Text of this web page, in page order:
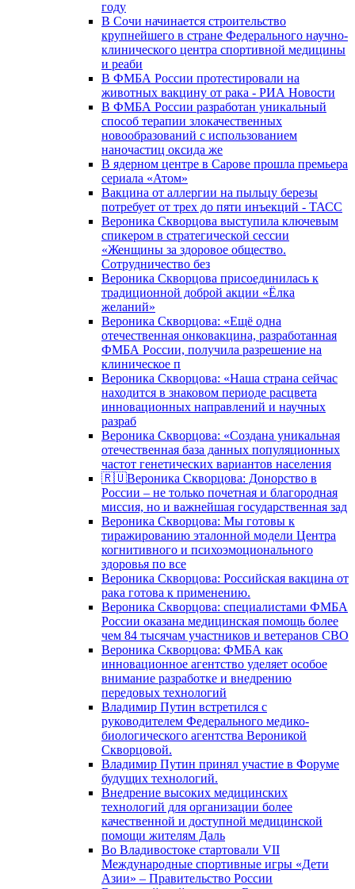
году
В Сочи начинается строительство
крупнейшего в стране Федерального научно-
клинического центра спортивной медицины
и реаби
В ФМБА России протестировали на
животных вакцину от рака - РИА Новости
В ФМБА России разработан уникальный
способ терапии злокачественных
новообразований с использованием
наночастиц оксида же
В ядерном центре в Сарове прошла премьера
сериала «Атом»
Вакцина от аллергии на пыльцу березы
потребует от трех до пяти инъекций - ТАСС
Вероника Скворцова выступила ключевым
спикером в стратегической сессии
«Женщины за здоровое общество.
Сотрудничество без
Вероника Скворцова присоединилась к
традиционной доброй акции «Ёлка
желаний»
Вероника Скворцова: «Ещё одна
отечественная онковакцина, разработанная
ФМБА России, получила разрешение на
клиническое п
Вероника Скворцова: «Наша страна сейчас
находится в знаковом периоде расцвета
инновационных направлений и научных
разраб
Вероника Скворцова: «Создана уникальная
отечественная база данных популяционных
частот генетических вариантов населения
🇷🇺Вероника Скворцова: Донорство в
России – не только почетная и благородная
миссия, но и важнейшая государственная зад
Вероника Скворцова: Мы готовы к
тиражированию эталонной модели Центра
когнитивного и психоэмоционального
здоровья по все
Вероника Скворцова: Российская вакцина от
рака готова к применению.
Вероника Скворцова: специалистами ФМБА
России оказана медицинская помощь более
чем 84 тысячам участников и ветеранов СВО
Вероника Скворцова: ФМБА как
инновационное агентство уделяет особое
внимание разработке и внедрению
передовых технологий
Владимир Путин встретился с
руководителем Федерального медико-
биологического агентства Вероникой
Скворцовой.
Владимир Путин принял участие в Форуме
будущих технологий.
Внедрение высоких медицинских
технологий для организации более
качественной и доступной медицинской
помощи жителям Даль
Во Владивостоке стартовали VII
Международные спортивные игры «Дети
Азии» – Правительство России